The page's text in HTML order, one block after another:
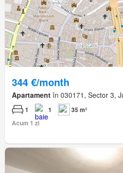
344 €/month
Apartament în 030171, Sector 3,
1 1
35 m²
Acum 1 zi